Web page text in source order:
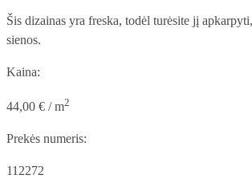
Šis dizainas yra freska, todėl turėsite jį
sienos.
Kaina:
44,00 € / m2
Prekės numeris:
112272